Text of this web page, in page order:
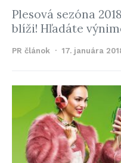
Plesová sezóna
blíži! Hľadáte
PR článok 17. januára